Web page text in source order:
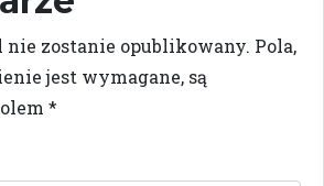
nie zostanie opublikowany. Pola,
jest wymagane, są
*